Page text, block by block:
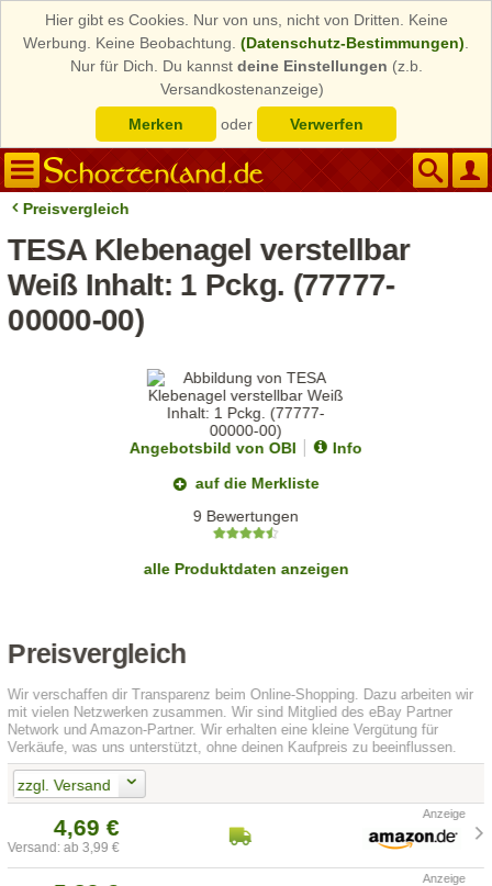
Hier gibt es Cookies. Nur von uns, nicht von Dritten. Keine
Werbung. Keine Beobachtung. (Datenschutz-Bestimmungen)
Nur für Dich. Du kannst deine Einstellungen (z.b.
Versandkostenanzeige)
Merken
oder Verwerfen
Preisvergleich
TESA Klebenagel verstellbar
Weiß Inhalt: 1 Pckg. (77777-
00000-00)
Angebotsbild von OBI
Info
auf die Merkliste
9 Bewertungen
alle Produktdaten anzeigen
Preisvergleich
Wir verschaffen dir Transparenz beim Online-Shopping. Dazu arbeiten wir
mit vielen Netzwerken zusammen. Wir sind Mitglied des eBay Partner
Network und Amazon-Partner. Wir erhalten eine kleine Vergütung für
Verkäufe, was uns unterstützt, ohne deinen Kaufpreis zu beeinflussen.
zzgl. Versand
4,69 €
Versand: ab 3,99 €